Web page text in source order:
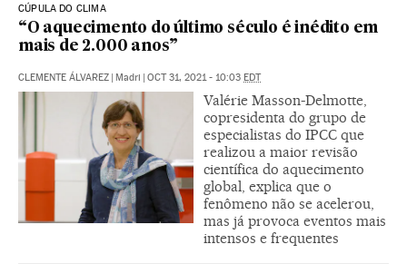
CÚPULA DO CLIMA
“O aquecimento do último século é inédito em
mais de 2.000 anos”
CLEMENTE ÁLVAREZ | Madri | OCT 31, 2021 - 10:03 EDT
Valérie Masson-Delmotte,
copresidenta do grupo de
especialistas do IPCC que
realizou a maior revisão
científica do aquecimento
global, explica que o
fenômeno não se acelerou,
mas já provoca eventos mais
intensos e frequentes